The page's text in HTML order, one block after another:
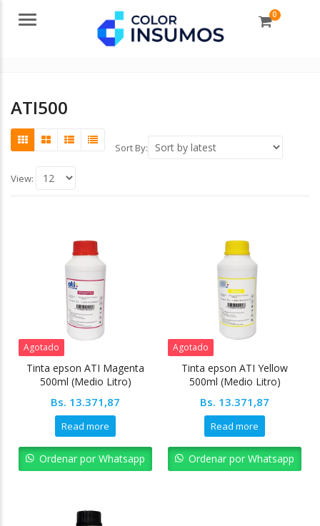
Menu 0
ATI500
Sort By:
View:
Agotado
Tinta epson ATI Magenta
500ml (Medio Litro)
Bs. 13.371,87
Read more
Ordenar por Whatsapp
Agotado
Tinta epson ATI Yellow
500ml (Medio Litro)
Bs. 13.371,87
Read more
Ordenar por Whatsapp